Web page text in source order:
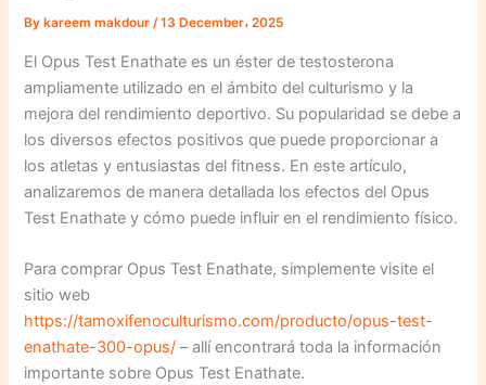
By kareem makdour/13 December، 2025
El Opus Test Enathate es un éster de testosterona
ampliamente utilizado en el ámbito del culturismo y la
mejora del rendimiento deportivo. Su popularidad se debe a
los diversos efectos positivos que puede proporcionar a
los atletas y entusiastas del fitness. En este artículo,
analizaremos de manera detallada los efectos del Opus
Test Enathate y cómo puede influir en el rendimiento físico.
Para comprar Opus Test Enathate, simplemente visite el
sitio web
https://tamoxifenoculturismo.com/producto/opus-test-
enathate-300-opus/ – allí encontrará toda la información
importante sobre Opus Test Enathate.